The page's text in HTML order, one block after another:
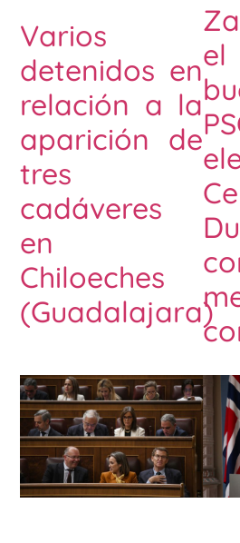
Varios
detenidos en
relación a la
aparición de
tres
cadáveres
en
Chiloeches
(Guadalajara)